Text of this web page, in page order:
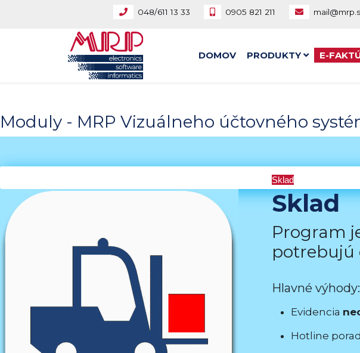
048/611 13 33 0905 821 211
DOMOV PRODUKTY E-
Moduly - MRP Vizuálneho účtovného
Sklad
Sklad
Program
potrebujú
Hlavné výhody:
Evidencia
Hotline